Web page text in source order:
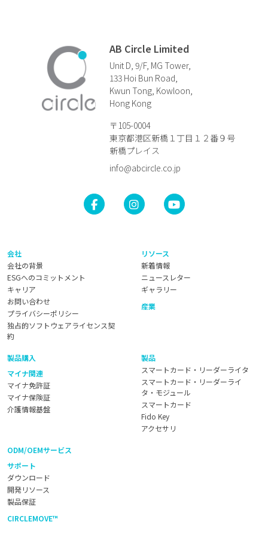
AB Circle Limited
Unit D, 9/F, MG Tower,
133 Hoi Bun Road,
Kwun Tong, Kowloon,
Hong Kong
〒105-0004
東京都港区新橋１丁目１２番９号
新橋プレイス
info@abcircle.co.jp
会社
会社の背景
ESGへのコミットメント
キャリア
お問い合わせ
プライバシーポリシー
独占的ソフトウェアライセンス契
約
リソース
新着情報
ニュースレター
ギャラリー
産業
製品購入
マイナ関連
マイナ免許証
マイナ保険証
介護情報基盤
製品
スマートカード・リーダーライタ
スマートカード・リーダーライ
タ・モジュール
スマートカード
Fido Key
アクセサリ
ODM/OEMサービス
サポート
ダウンロード
開発リソース
製品保証
CIRCLEMOVE™